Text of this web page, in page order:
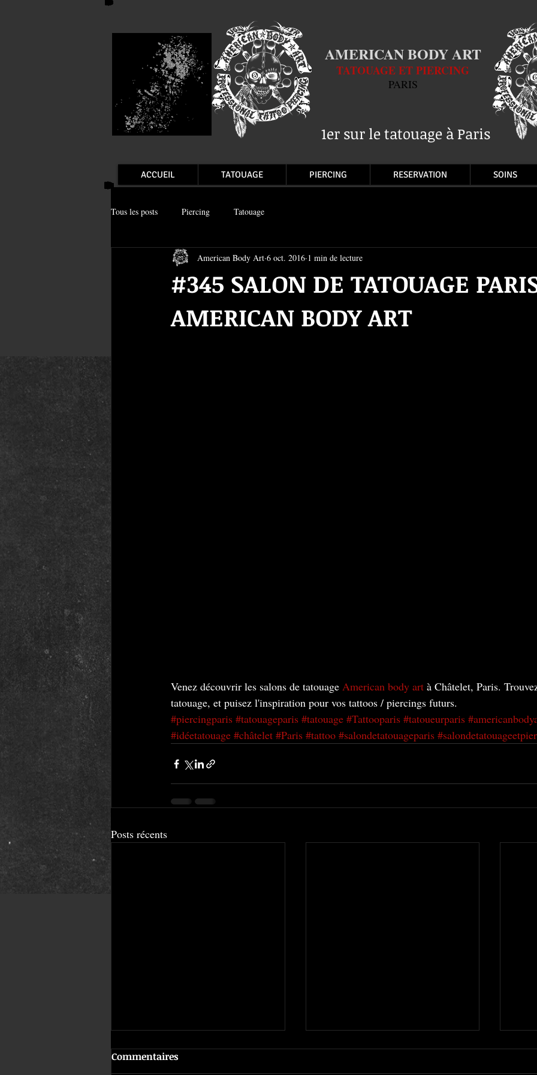
AMERICAN BODY ART
TATOUAGE ET PIERCING
PARIS
1er sur le tatouage à Paris
ACCUEIL TATOUAGE PIERCING RESERVATION SOINS
Tous les posts Piercing Tatouage
#345 SALON DE TATOUAGE
AMERICAN BODY ART
American Body Art 6 oct. 2016 1 min de lecture
Venez découvrir les salons de tatouage American body art à Châtelet, Paris.
tatouage, et puisez l'inspiration pour vos tattoos / piercings futurs.
#piercingparis #tatouageparis #tatouage #Tattooparis #tatoueurparis
#idéetatouage #châtelet #Paris #tattoo #salondetatouageparis
Posts récents
Commentaires